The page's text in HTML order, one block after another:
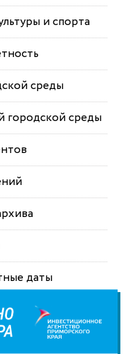
и спорта
среды
среды
даты